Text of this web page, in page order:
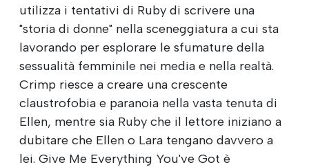
utilizza i tentativi di Ruby di scrivere una
"storia di donne" nella sceneggiatura a cui sta
lavorando per esplorare le sfumature della
sessualità femminile nei media e nella realtà.
Crimp riesce a creare una crescente
claustrofobia e paranoia nella vasta tenuta di
Ellen, mentre sia Ruby che il lettore iniziano a
dubitare che Ellen o Lara tengano davvero a
lei. Give Me Everything You've Got è